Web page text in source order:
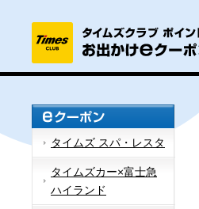
タイムズ スパ・レスタ
タイムズカー×富士急
ハイランド